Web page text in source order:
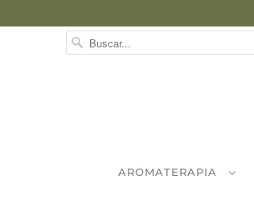
AROMATERAPIA